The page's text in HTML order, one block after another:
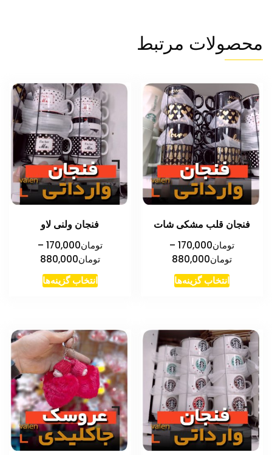
محصولات مرتبط
فنجان قلب مشکی شات
تومان170,000
–
تومان880,000محدوده
انتخاب گزینه‌هااین
انواع
مختلفی
می
باشد.
گزینه
ها
ممکن
است
فنجان ولنی لاو
تومان170,000
–
تومان880,000
انتخاب گزینه‌هااین
انواع
مختلفی
می
باشد.
گزینه
ها
ممکن
است